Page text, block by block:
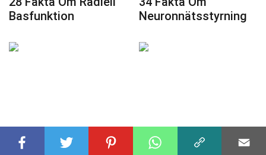
Basfunktion
Neuronnätsstyrning